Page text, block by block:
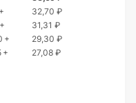
32,70 ₽
31,31 ₽
+
29,30 ₽
+
27,08 ₽